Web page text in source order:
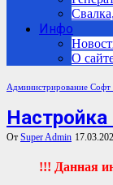
Инфо
О
Администрирование Софт
Настройка
От Super Admin
!!! Данная